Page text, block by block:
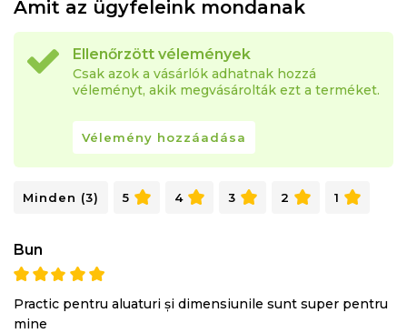
Amit az ügyfeleink mondanak
Ellenőrzött vélemények
Csak azok a vásárlók adhatnak hozzá
véleményt, akik megvásárolták ezt a terméket.
Vélemény hozzáadása
Minden (3) 5 4 3 2 1
Bun
Practic pentru aluaturi și dimensiunile sunt super pentru
mine